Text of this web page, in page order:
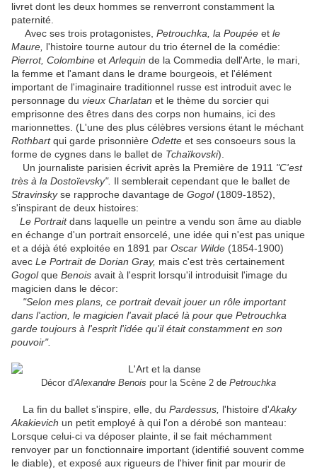
livret dont les deux hommes se renverront constamment la
paternité.
Avec ses trois protagonistes, Petrouchka, la Poupée et le
Maure, l'histoire tourne autour du trio éternel de la comédie:
Pierrot, Colombine et Arlequin de la Commedia dell'Arte, le mari,
la femme et l'amant dans le drame bourgeois, et l'élément
important de l'imaginaire traditionnel russe est introduit avec le
personnage du vieux Charlatan et le thème du sorcier qui
emprisonne des êtres dans des corps non humains, ici des
marionnettes. (L'une des plus célèbres versions étant le méchant
Rothbartqui garde prisonnière Odette et ses consoeurs sous la
forme de cygnes dans le ballet de Tchaïkovski).
Un journaliste parisien écrivit après la Première de 1911 "C'est
très à la Dostoïevsky". Il semblerait cependant que le ballet de
Stravinskyse rapproche davantage de Gogol (1809-1852),
s'inspirant de deux histoires:
Le Portraitdans laquelle un peintre a vendu son âme au diable
en échange d'un portrait ensorcelé, une idée qui n'est pas unique
et a déjà été exploitée en 1891 par Oscar Wilde (1854-1900)
avec Le Portrait de Dorian Gray, mais c'est très certainement
Gogolque Benois avait à l'esprit lorsqu'il introduisit l'image du
magicien dans le décor:
"Selon mes plans, ce portrait devait jouer un rôle important
dans l'action, le magicien l'avait placé là pour que Petrouchka
garde toujours à l'esprit l'idée qu'il était constamment en son
pouvoir".
Décor d'Alexandre Benois pour la Scène 2 de Petrouchka
La fin du ballet s'inspire, elle, du Pardessus, l'histoire d'Akaky
Akakievich un petit employé à qui l'on a dérobé son manteau:
Lorsque celui-ci va déposer plainte, il se fait méchamment
renvoyer par un fonctionnaire important (identifié souvent comme
le diable), et exposé aux rigueurs de l'hiver finit par mourir de